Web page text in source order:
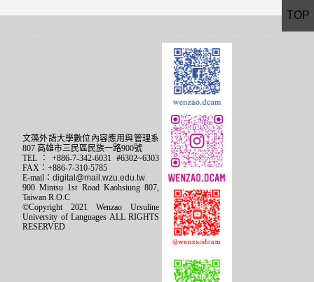
文藻外語大學數位內容應用與管理系
807 高雄市三民區民族一路900號
TEL：+886-7-342-6031 #6302~6303
FAX：+886-7-310-5785
E-mail： digital@mail.wzu.edu.tw
900 Mintsu 1st Road Kaohsiung 807,
Taiwan R.O.C
©Copyright 2021 Wenzao Ursuline
University of Languages ALL RIGHTS
RESERVED
TOP